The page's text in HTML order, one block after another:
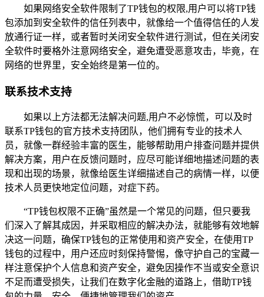
如果网络安全软件限制了TP钱包的权限,用户可以将TP钱
包添加到安全软件的信任列表中，就像给一个值得信任的人发
放通行证一样，或者暂时关闭安全软件进行测试，但在关闭安
全软件时要格外注意网络安全，避免遭受恶意攻击，毕竟，在
网络的世界里，安全始终是第一位的。
联系技术支持
如果以上方法都无法解决问题,用户不必惊慌，可以及时
联系TP钱包的官方技术支持团队，他们拥有专业的技术人
员，就像一群经验丰富的医生，能够帮助用户排查问题并提供
解决方案，用户在反馈问题时，应尽可能详细地描述问题的表
现和出现的场景，就像给医生详细描述自己的病情一样，以便
技术人员更快地定位问题，对症下药。
“TP钱包权限不正确”虽然是一个常见的问题，但只要我
们深入了解其成因，并采取相应的解决办法，就能够有效地解
决这一问题，确保TP钱包的正常使用和资产安全，在使用TP
钱包的过程中，用户还应时刻保持警惕，像守护自己的宝藏一
样注意保护个人信息和资产安全，避免因操作不当或安全意识
不足而遭受损失，让我们在数字化金融的道路上，借助TP钱